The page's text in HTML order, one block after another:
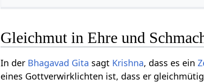
Gleichmut in Ehre und
In der Bhagavad Gita sagt Krishna, dass es ein
eines Gottverwirklichten ist, dass er